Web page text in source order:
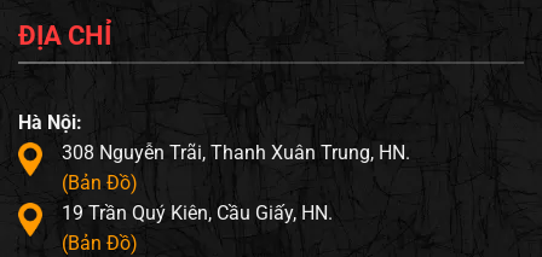
ĐỊA CHỈ
Hà Nội:
308 Nguyễn Trãi, Thanh Xuân Trung, HN.
(Bản Đồ)
19 Trần Quý Kiên, Cầu Giấy, HN.
(Bản Đồ)